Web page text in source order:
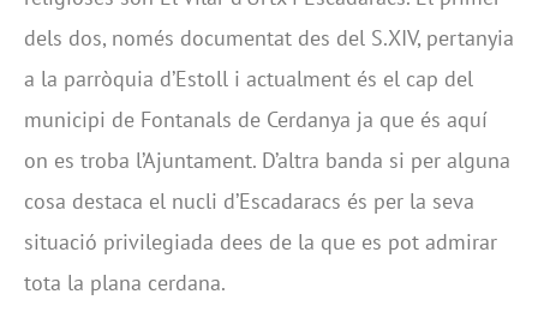
dels dos, només documentat des del S.XIV, pertanyia
a la parròquia d’Estoll i actualment és el cap del
municipi de Fontanals de Cerdanya ja que és aquí
on es troba l’Ajuntament. D’altra banda si per alguna
cosa destaca el nucli d’Escadaracs és per la seva
situació privilegiada dees de la que es pot admirar
tota la plana cerdana.